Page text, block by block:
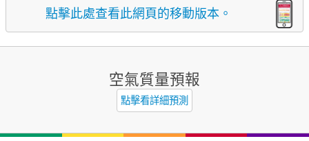
點擊此處查看此網頁的移動版本。
空氣質量預報
點擊看詳細預測